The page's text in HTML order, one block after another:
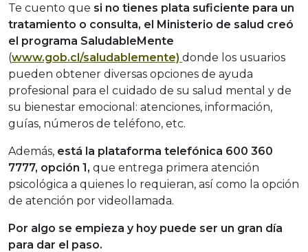
Te cuento que si no tienes plata suficiente para un
tratamiento o consulta, el Ministerio de salud creó
el programa SaludableMente
(www.gob.cl/saludablemente) donde los usuarios
pueden obtener diversas opciones de ayuda
profesional para el cuidado de su salud mental y de
su bienestar emocional: atenciones, información,
guías, números de teléfono, etc.
Además, está la plataforma telefónica 600 360
7777, opción 1, que entrega primera atención
psicológica a quienes lo requieran, así como la opción
de atención por videollamada.
Por algo se empieza y hoy puede ser un gran día
para dar el paso.